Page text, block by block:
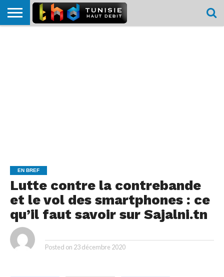
EN BREF
Lutte contre la contrebande
et le vol des smartphones : ce
qu’il faut savoir sur Sajalni.tn
Posted on 23 décembre 2020